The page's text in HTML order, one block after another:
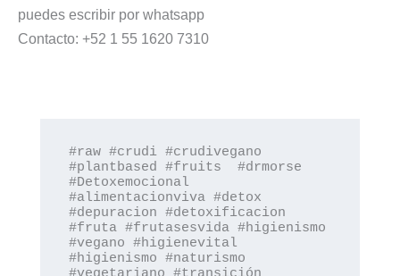
puedes escribir por whatsapp
Contacto: +52 1 55 1620 7310
#raw #crudi #crudivegano
#plantbased #fruits  #drmorse
#Detoxemocional
#alimentacionviva #detox
#depuracion #detoxificacion
#fruta #frutasesvida #higienismo
#vegano #higienevital
#higienismo #naturismo